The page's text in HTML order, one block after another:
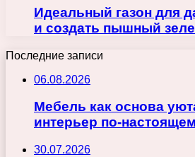
Идеальный газон для
и создать пышный
Последние записи
06.08.2026
Мебель как основа
интерьер по-
30.07.2026